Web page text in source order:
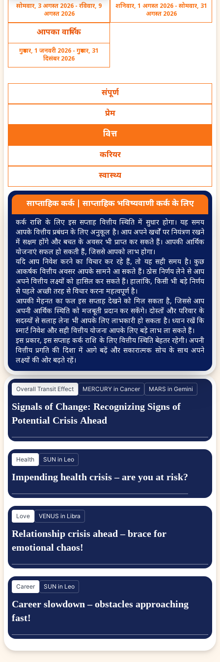
Date
loan
Which is the favourable
Will I face any major
financial challenges in
the near future
Overall Transit Effect MERCURY in Cancer MARS in Gemini
Signals of Change: Recognizing Signs of
Potential Crisis Ahead
Health SUN in Leo
Impending health crisis – are you at risk?
Love VENUS in Libra
Relationship crisis ahead – brace for
emotional chaos!
Career SUN in Leo
Career slowdown – obstacles approaching
fast!
सोमवार, 3 अगस्त 2026 - रविवार, 9
अगस्त 2026
शनिवार, 1 अगस्त 2026 - सोमवार, 31
अगस्त 2026
आपका वार्षिक
गुरुवार, 1 जनवरी 2026 - गुरुवार, 31
दिसंबर 2026
संपूर्ण
प्रेम
वित्त
करियर
स्वास्थ्य
साप्ताहिक कर्क| साप्ताहिकभविष्यवाणीकर्कके लिए
कर्क राशि के लिए इस सप्ताह वित्तीय स्थिति में सुधार होगा। यह समय
आपके वित्तीय प्रबंधन के लिए अनुकूल है। आप अपने खर्चों पर नियंत्रण रखने
में सक्षम होंगे और बचत के अवसर भी प्राप्त कर सकते हैं। आपकी आर्थिक
योजनाएं सफल हो सकती हैं, जिससे आपको लाभ होगा।
यदि आप निवेश करने का विचार कर रहे हैं, तो यह सही समय है। कुछ
आकर्षक वित्तीय अवसर आपके सामने आ सकते हैं। ठोस निर्णय लेने से आप
अपने वित्तीय लक्ष्यों को हासिल कर सकते हैं। हालांकि, किसी भी बड़े निर्णय
से पहले अच्छी तरह से विचार करना महत्वपूर्ण है।
आपकी मेहनत का फल इस सप्ताह देखने को मिल सकता है, जिससे आप
अपनी आर्थिक स्थिति को मजबूती प्रदान कर सकेंगे। दोस्तों और परिवार के
सदस्यों से सलाह लेना भी आपके लिए लाभकारी हो सकता है। ध्यान रखें कि
स्मार्ट निवेश और सही वित्तीय योजना आपके लिए बड़े लाभ ला सकते हैं।
इस प्रकार, इस सप्ताह कर्क राशि के लिए वित्तीय स्थिति बेहतर रहेगी। अपनी
वित्तीय प्रगति की दिशा में आगे बढ़ें और सकारात्मक सोच के साथ अपने
लक्ष्यों की ओर बढ़ते रहें।